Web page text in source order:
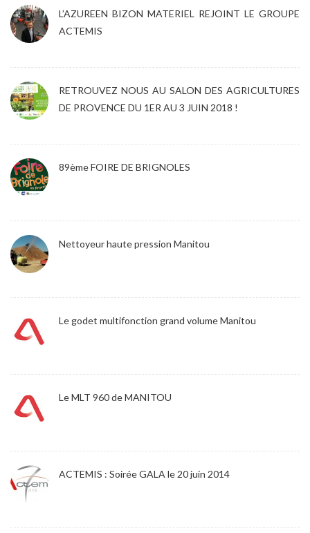
L’AZUREEN BIZON MATERIEL REJOINT LE GROUPE
ACTEMIS
RETROUVEZ NOUS AU SALON DES AGRICULTURES
DE PROVENCE DU 1ER AU 3 JUIN 2018 !
89ème FOIRE DE BRIGNOLES
Nettoyeur haute pression Manitou
Le godet multifonction grand volume Manitou
Le MLT 960 de MANITOU
ACTEMIS : Soirée GALA le 20 juin 2014